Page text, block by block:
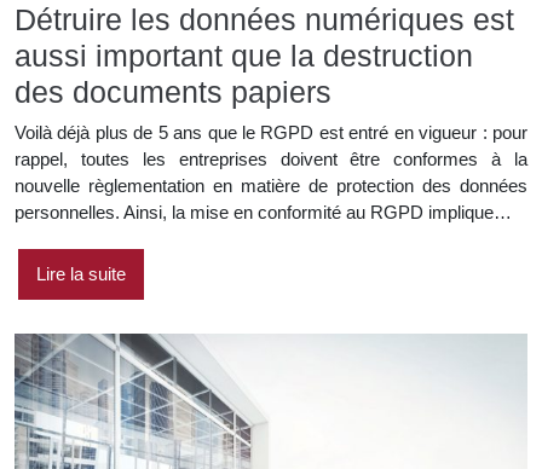
Détruire les données numériques est
aussi important que la destruction
des documents papiers
Voilà déjà plus de 5 ans que le RGPD est entré en vigueur : pour
rappel, toutes les entreprises doivent être conformes à la
nouvelle règlementation en matière de protection des données
personnelles. Ainsi, la mise en conformité au RGPD implique…
Lire la suite